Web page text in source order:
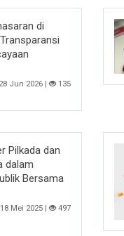
di
28 Jun 2026 | 135
Pilkada dan
dalam
Bersama
18 Mei 2025 | 497